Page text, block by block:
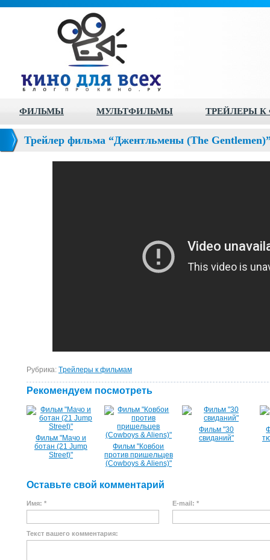
ФИЛЬМЫ МУЛЬТФИЛЬМЫ ТРЕЙЛЕРЫ
Трейлер фильма “Джентльмены (The
Рубрика: Tрейлеры к фильмам
Рекомендуем посмотреть
Фильм "Мачо и
ботан (21 Jump
Street)"
Фильм "Ковбои
против пришельцев
(Cowboys & Aliens)"
Фильм "30
свиданий"
Оставьте свой комментарий
Имя: * E-mail: *
Текст вашего комментария: